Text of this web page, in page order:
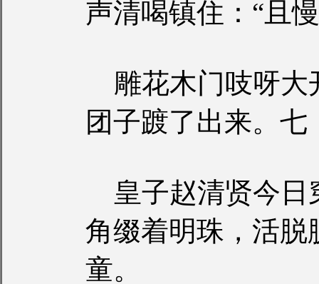
声清喝镇住：“且
雕花木门吱呀大
团子踱了出来。七
皇子赵清贤今日
角缀着明珠，活脱
童。